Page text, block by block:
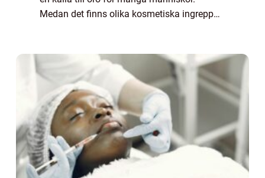
Medan det finns olika kosmetiska ingrepp